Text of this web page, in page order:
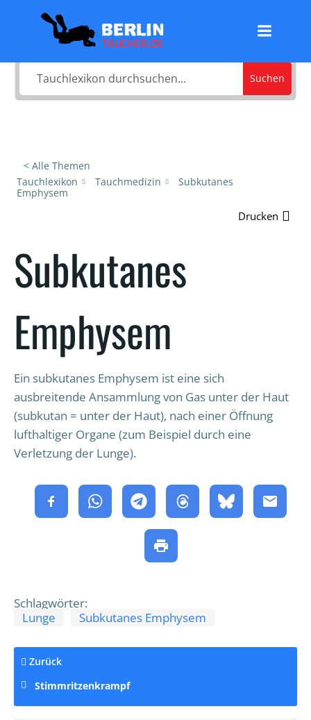
Inhalt
springen
Was sucht du?
Suchen
< Alle Themen
Tauchlexikon
Tauchmedizin
Subkutanes
Emphysem
Drucken
Subkutanes
Emphysem
Ein subkutanes Emphysem ist eine sich
ausbreitende Ansammlung von Gas unter der Haut
(subkutan = unter der Haut), nach einer Öffnung
lufthaltiger Organe (zum Beispiel durch eine
Verletzung der Lunge).
Schlagwörter:
Lunge
Subkutanes Emphysem
Zurück
Stimmritzenkrampf